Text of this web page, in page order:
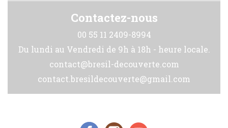
Contactez-nous
00 55 11 2409-8994
Du lundi au Vendredi de 9h à 18h - heure locale.
contact@bresil-decouverte.com
contact.bresildecouverte@gmail.com